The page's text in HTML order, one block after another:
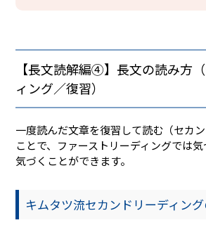
【長文読解編④】長文の読み方
ィング／復習）
一度読んだ文章を復習して読む（セカン
ことで、ファーストリーディングでは
気づくことができます。
キムタツ流セカンドリーディン